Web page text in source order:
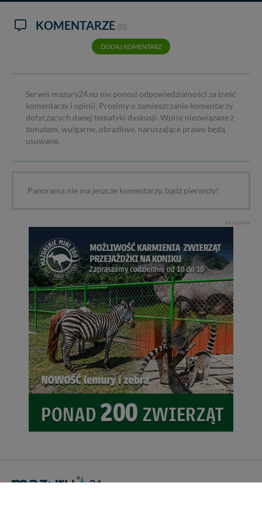
KOMENTARZE (0)
DODAJ KOMENTARZ
Serwis mazury24.eu nie ponosi odpowiedzialności za treść
komentarzy i opinii. Prosimy o zamieszczanie komentarzy
dotyczących danej tematyki dyskusji. Wpisy niezwiązane z
tematem, wulgarne, obraźliwe, naruszające prawo będą
usuwane.
Panorama nie ma jeszcze komentarzy, bądź pierwszy!
REKLAMA
zabronić ich przetwarzania. Pamiętaj jednak, że nie
zawsze jest możliwe techniczne zrealizowanie Twoich
praw w odniesieniu do informacji zawartych w plikach
cookies. Twoja przeglądarka umożliwia Ci skasowanie
Dziękujemy, i życzmy miłego odkrywania Mazur na